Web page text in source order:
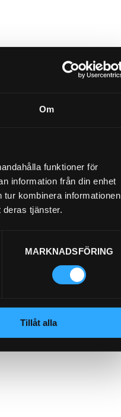
Om
funktioner för
information från din enhet
kombinera informationen
deras tjänster.
MARKNADSFÖRING
Tillåt alla